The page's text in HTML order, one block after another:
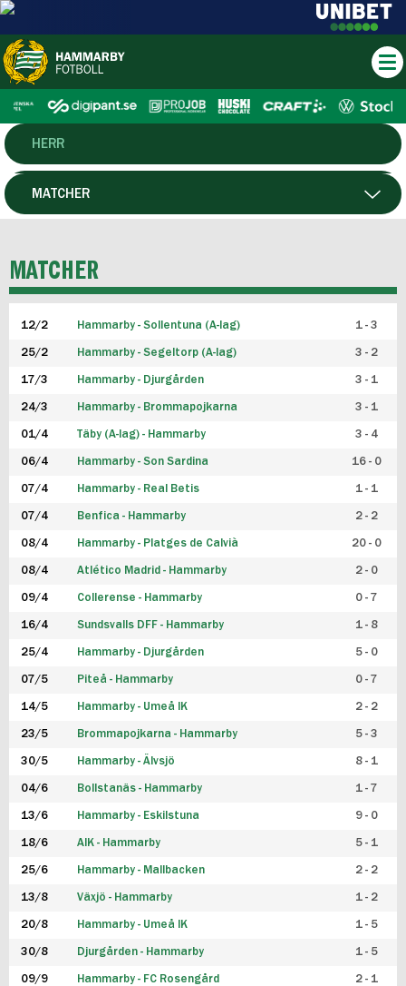
HERR
DAM
P19
F19
FUTSAL HERR
FUTSAL DAM
MATCHER
MATCHER
12/2 Hammarby - Sollentuna (A-lag) 1 - 3
25/2 Hammarby - Segeltorp (A-lag) 3 - 2
17/3 Hammarby - Djurgården 3 - 1
24/3 Hammarby - Brommapojkarna 3 - 1
01/4 Täby (A-lag) - Hammarby 3 - 4
06/4 Hammarby - Son Sardina 16 - 0
07/4 Hammarby - Real Betis 1 - 1
07/4 Benfica - Hammarby 2 - 2
08/4 Hammarby - Platges de Calvià 20 - 0
08/4 Atlético Madrid - Hammarby 2 - 0
09/4 Collerense - Hammarby 0 - 7
16/4 Sundsvalls DFF - Hammarby 1 - 8
25/4 Hammarby - Djurgården 5 - 0
07/5 Piteå - Hammarby 0 - 7
14/5 Hammarby - Umeå IK 2 - 2
23/5 Brommapojkarna - Hammarby 5 - 3
30/5 Hammarby - Älvsjö 8 - 1
04/6 Bollstanäs - Hammarby 1 - 7
13/6 Hammarby - Eskilstuna 9 - 0
18/6 AIK - Hammarby 5 - 1
25/6 Hammarby - Mallbacken 2 - 2
13/8 Växjö - Hammarby 1 - 2
20/8 Hammarby - Umeå IK 1 - 5
30/8 Djurgården - Hammarby 1 - 5
09/9 Hammarby - FC Rosengård 2 - 1